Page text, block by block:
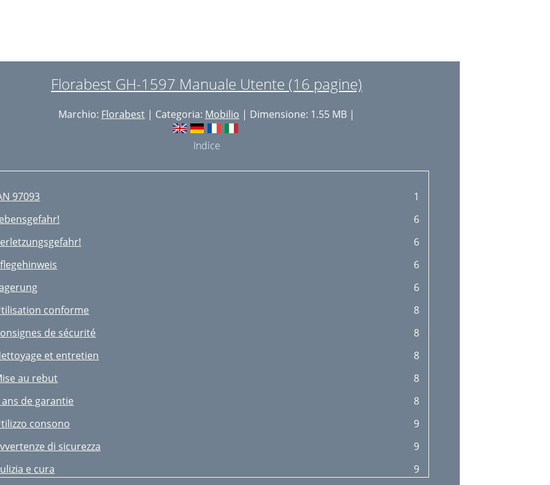
Florabest GH-1597 Manuale Utente (16 pagine)
Marchio: Florabest | Categoria: Mobilio | Dimensione: 1.55 MB |
Indice
97093
1
6
6
6
6
conforme
8
de sécurité
8
et entretien
8
au rebut
8
ans de garantie
8
consono
9
di sicurezza
9
e cura
9